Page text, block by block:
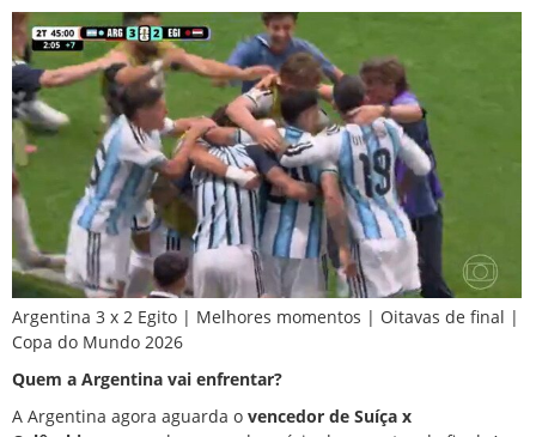
Argentina 3 x 2 Egito | Melhores momentos | Oitavas de final |
Copa do Mundo 2026
Quem a Argentina vai enfrentar?
A Argentina agora aguarda o vencedor de Suíça x